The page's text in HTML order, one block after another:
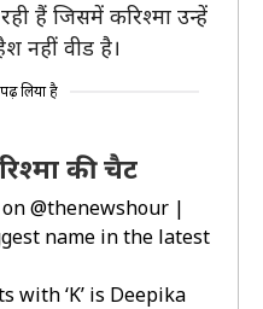
हैं जिसमें करिश्मा उन्हें
नहीं वीड है।
पढ़ लिया है
की चैट
on@thenewshour |
name in the latest
with ‘K’ is Deepika